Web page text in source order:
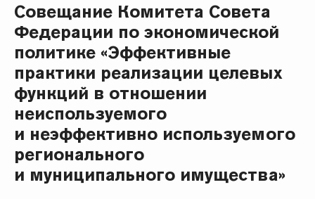
Совещание Комитета Совета
Федерации по экономической
политике «Эффективные
практики реализации целевых
функций в отношении
неиспользуемого
и неэффективно используемого
регионального
и муниципального имущества»